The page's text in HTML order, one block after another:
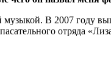
В 2007 году
отряда